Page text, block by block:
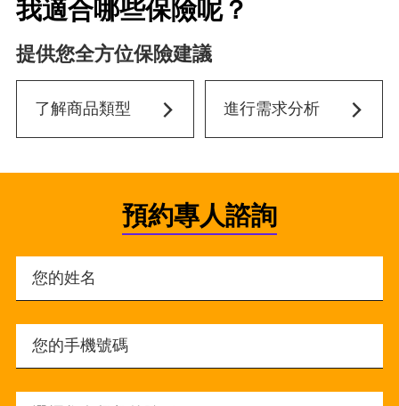
我適合哪些保險呢？
提供您全方位保險建議
了解商品類型 進行需求分析
預約專人諮詢